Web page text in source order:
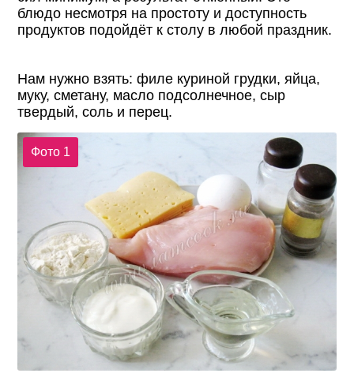
блюдо несмотря на простоту и доступность
продуктов подойдёт к столу в любой праздник.
Нам нужно взять: филе куриной грудки, яйца,
муку, сметану, масло подсолнечное, сыр
твердый, соль и перец.
Фото 1